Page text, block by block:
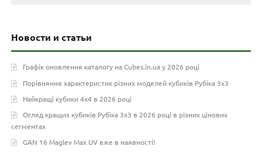
Новости и статьи
Графік оновлення каталогу на Cubes.in.ua у 2026 році
Порівняння характеристик різних моделей кубиків Рубіка 3х3
Найкращі кубики 4х4 в 2026 році
Огляд кращих кубиків Рубіка 3х3 в 2026 році в різних цінових
сегментах
GAN 16 Maglev Max UV вже в наявності!